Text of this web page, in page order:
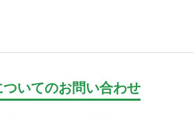
ついてのお問い合わせ